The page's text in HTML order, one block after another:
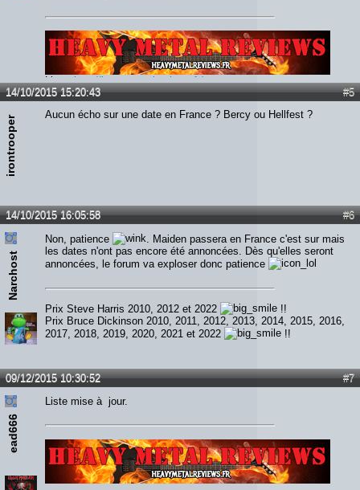
Lien :http://heavymetalreviews.fr/
#5
14/10/2015 15:20:43
irontrooper
Aucun écho sur une date en France ? Bercy ou Hellfest ?
#6
14/10/2015 16:05:58
Narchost
Non, patience
. Maiden passera en France c'est sur mais
les dates n'ont pas encore été annoncées. Dès qu'elles seront
annoncées, le forum va exploser donc patience
Prix Steve Harris 2010, 2012 et 2022
!!
Prix Bruce Dickinson 2010, 2011, 2012, 2013, 2014, 2015, 2016,
2017, 2018, 2019, 2020, 2021 et 2022
!!
#7
09/12/2015 10:30:52
ead666
Liste mise à jour.